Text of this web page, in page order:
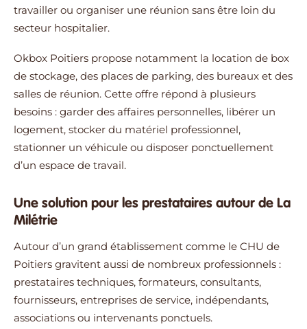
travailler ou organiser une réunion sans être loin du
secteur hospitalier.
Okbox Poitiers propose notamment la location de box
de stockage, des places de parking, des bureaux et des
salles de réunion. Cette offre répond à plusieurs
besoins : garder des affaires personnelles, libérer un
logement, stocker du matériel professionnel,
stationner un véhicule ou disposer ponctuellement
d’un espace de travail.
Une solution pour les prestataires autour de La
Milétrie
Autour d’un grand établissement comme le CHU de
Poitiers gravitent aussi de nombreux professionnels :
prestataires techniques, formateurs, consultants,
fournisseurs, entreprises de service, indépendants,
associations ou intervenants ponctuels.